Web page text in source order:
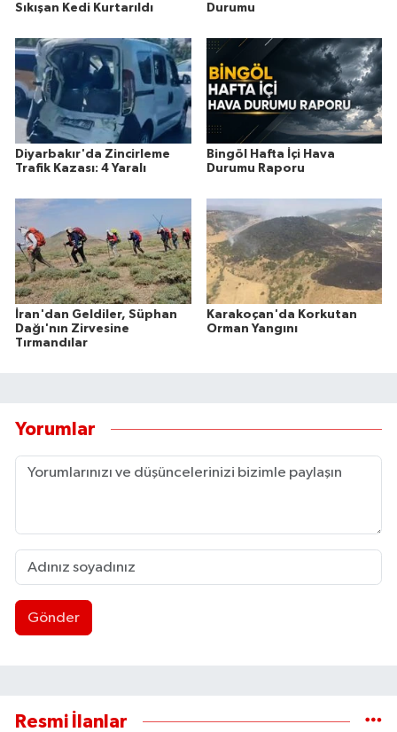
Sıkışan Kedi Kurtarıldı
Durumu
Diyarbakır'da Zincirleme
Trafik Kazası: 4 Yaralı
Bingöl Hafta İçi Hava
Durumu Raporu
İran'dan Geldiler, Süphan
Dağı'nın Zirvesine
Tırmandılar
Karakoçan'da Korkutan
Orman Yangını
Yorumlar
Gönder
Resmi İlanlar